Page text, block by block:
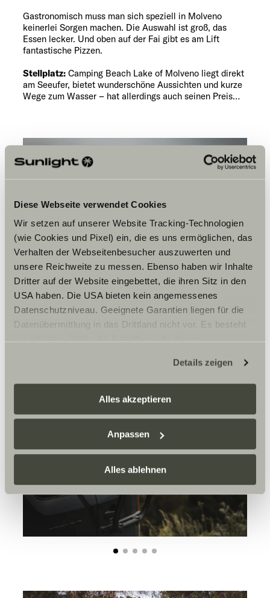
Diese Webseite verwendet Cookies
Wir setzen auf unserer Website Tracking-Technologien
(wie Cookies und Pixel) ein, die es uns ermöglichen, das
Verhalten der Webseitenbesucher auszuwerten und
unsere Reichweite zu messen. Ebenso haben wir Inhalte
Dritter auf der Website eingebettet, die ihren Sitz in den
USA haben. Die USA bieten kein angemessenes
Datenschutzniveau. Geeignete Garantien liegen für die
Datenübermittlung in das Drittland nicht vor. Es besteht
zustehen. Eingesetzte Dienstleister können Daten für
eigene Zwecke verarbeiten und mit anderen Daten
zusammenführen. Weitere Informationen finden Sie hier:
Datenschutzerklärung
einzelne Cookies/Dienste in den Einstellungen aus,
erteilen Sie uns Ihre Einwilligung zur Verarbeitung Ihrer
Daten zu den genannten Zwecken. Die Einwilligung ist
freiwillig, für den Besuch der Website nicht erforderlich
und kann jederzeit über die Einstellungen widerrufen
werden. Klicken Sie auf Ablehnen, werden nur die
notwendigen Cookies auf der Webseite gesetzt, die für
Ermöglichung der Seitennavigation erforderlich sind.
Details zeigen
Alles akzeptieren
Anpassen
Alles ablehnen
Gastronomisch muss man sich speziell in Molveno
keinerlei Sorgen machen. Die Auswahl ist groß, das
Essen lecker. Und oben auf der Fai gibt es am Lift
fantastische Pizzen.
Stellplatz: Camping Beach Lake of Molveno liegt direkt
am Seeufer, bietet wunderschöne Aussichten und kurze
Wege zum Wasser – hat allerdings auch seinen Preis…